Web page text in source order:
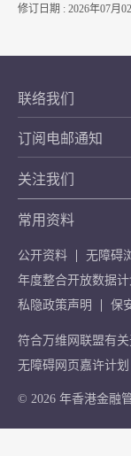
修订日期 : 2026年07月
联络我们
订阅电邮通知
关注我们
常用资料
公开资料
无障碍
年度整合开放数据计
私隐政策声明
保
符合万维网联盟有
无障碍网页嘉许计划
© 2026 年香港金融